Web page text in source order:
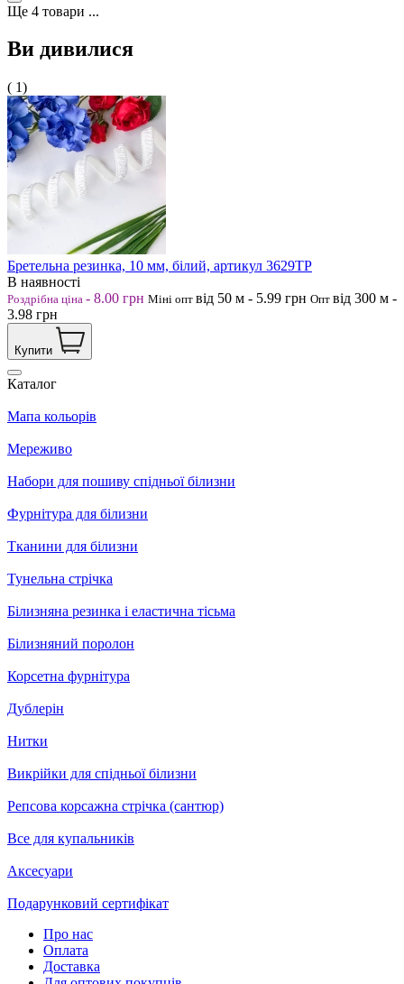
Ще 4 товари ...
Ви дивилися
( 1)
Бретельна резинка, 10 мм, білий, артикул 3629ТР
В наявності
Роздрібна ціна - 8.00 грн Міні опт від 50 м - 5.99 грн Опт від 300 м -
3.98 грн
Купити
Каталог
Мапа кольорів
Мереживо
Набори для пошиву спідньої білизни
Фурнітура для білизни
Тканини для білизни
Тунельна стрічка
Білизняна резинка і еластична тісьма
Білизняний поролон
Корсетна фурнітура
Дублерін
Нитки
Викрійки для спідньої білизни
Репсова корсажна стрічка (сантюр)
Все для купальників
Аксесуари
Подарунковий сертифікат
Про нас
Оплата
Доставка